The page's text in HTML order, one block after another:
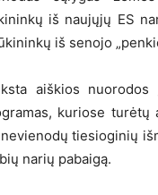
iš naujųjų ES
iš senojo
aiškios nuorodos
kuriose turėtų
tiesioginių
narių pabaigą.